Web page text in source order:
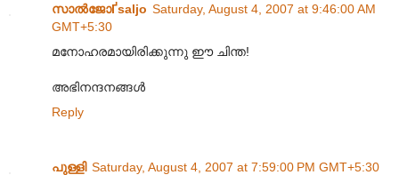
സാല്‍ജോҐsaljo Saturday, August 4, 2007 at 9:46:00 AM
GMT+5:30
മനോഹരമായിരിക്കുന്നു ഈ ചിന്ത!
അഭിനന്ദനങ്ങള്‍
Reply
പുള്ളി Saturday, August 4, 2007 at 7:59:00 PM GMT+5:30